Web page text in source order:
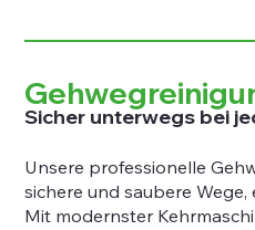
Sicher unterwegs bei
Unsere professionelle
sichere und saubere
Mit modernster